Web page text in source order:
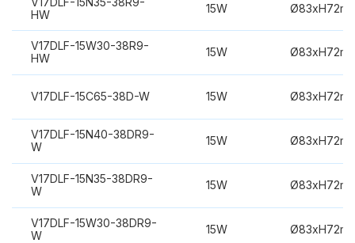
HW
15W
V17DLF-15W30-38R9-
HW
15W
V17DLF-15C65-38D-W 15W
V17DLF-15N40-38DR9-
W
15W
V17DLF-15N35-38DR9-
W
15W
V17DLF-15W30-38DR9-
W
15W